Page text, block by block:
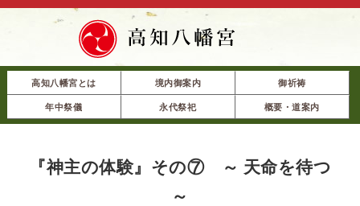
高知八幡宮とは 境内御案内 御祈祷
年中祭儀 永代祭祀 概要・道案内
『神主の体験』その⑦ ～ 天命を待つ
～